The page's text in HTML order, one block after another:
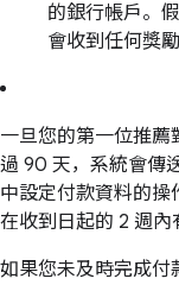
的銀行帳戶。
會收到任何獎勵
一旦您的第一位推
過 90 天，系統會傳
中設定付款資料的操
在收到日起的 2 週內
如果您未及時完成付